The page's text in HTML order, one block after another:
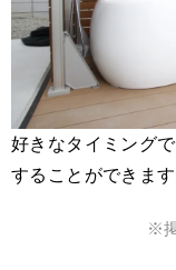
好きなタイミング
することができます
※